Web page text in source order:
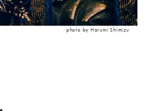
photo by Harumi Shimizu